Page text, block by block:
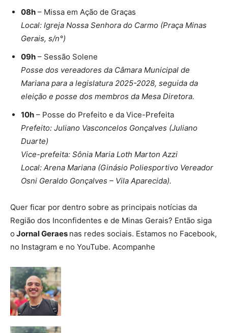
08h – Missa em Ação de Graças
Local: Igreja Nossa Senhora do Carmo (Praça Minas
Gerais, s/n°)
09h – Sessão Solene
Posse dos vereadores da Câmara Municipal de
Mariana para a legislatura 2025-2028, seguida da
eleição e posse dos membros da Mesa Diretora.
10h – Posse do Prefeito e da Vice-Prefeita
Prefeito: Juliano Vasconcelos Gonçalves (Juliano
Duarte)
Vice-prefeita: Sônia Maria Loth Marton Azzi
Local: Arena Mariana (Ginásio Poliesportivo Vereador
Osni Geraldo Gonçalves – Vila Aparecida).
Quer ficar por dentro sobre as principais notícias da
Região dos Inconfidentes e de Minas Gerais? Então siga
o Jornal Geraes nas redes sociais. Estamos no Facebook,
no Instagram e no YouTube. Acompanhe